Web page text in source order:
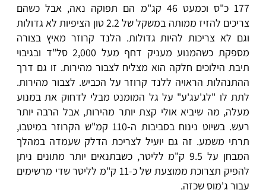
177 כ"ס וכמעט 46 קג"מ הם תפוקה נאה, אבל כשהם
צריכים להזיז ממותה במשקל של 2.2 טון הציפיות לא גדולות
וגם לא צריכות להיות גדולות. הלנד קרוזר מאיץ בצורה
מספקת כשהמנוע מעניק דחף מעל 2,000 סל"ד ובגיבוי
תיבת הילוכים חלקה הוא מצליח לצבור מהירות. זו גם דרך
ההתנהלות הראויה ללנד קרוזר על הכביש. לצבור מהירות.
לתת לו "לג'עג'ע" על גל המומנט מבלי לדחוק את במנוע
מעלה, מה שיביא אולי קצת יותר מהירות, אבל הרבה יותר
רעש. בשיוט נינוח בסביבות ה-110 קמ"ש הקרוזר במיטבו,
תרתי משמע. זה גם יועיל לצריכת הדלק שעמדה במהלך
המבחן על 9.5 ק"מ לליטר, כשבתנאים יותר מתונים ניתן
להפיק תצרוכת ממוצעת של כ-11 ק"מ לליטר שדי מרשימים
עבור ג'מוס שכזה.